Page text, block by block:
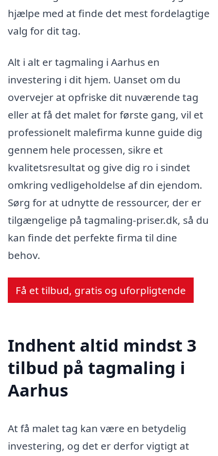
hjælpe med at finde det mest fordelagtige
valg for dit tag.
Alt i alt er tagmaling i Aarhus en
investering i dit hjem. Uanset om du
overvejer at opfriske dit nuværende tag
eller at få det malet for første gang, vil et
professionelt malefirma kunne guide dig
gennem hele processen, sikre et
kvalitetsresultat og give dig ro i sindet
omkring vedligeholdelse af din ejendom.
Sørg for at udnytte de ressourcer, der er
tilgængelige på tagmaling-priser.dk, så du
kan finde det perfekte firma til dine
behov.
Få et tilbud, gratis og uforpligtende
Indhent altid mindst 3
tilbud på tagmaling i
Aarhus
At få malet tag kan være en betydelig
investering, og det er derfor vigtigt at